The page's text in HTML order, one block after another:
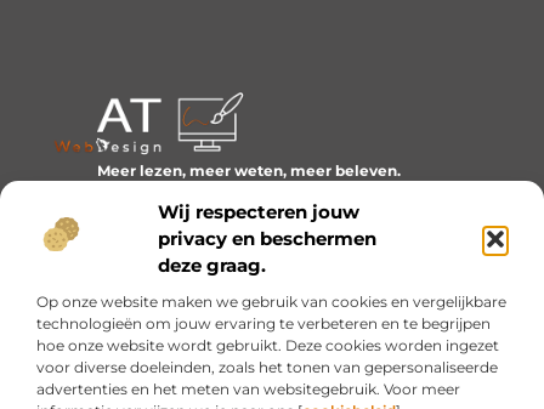
Wij respecteren jouw
privacy en beschermen
deze graag.
Op onze website maken we gebruik van cookies en vergelijkbare
technologieën om jouw ervaring te verbeteren en te begrijpen
hoe onze website wordt gebruikt. Deze cookies worden ingezet
voor diverse doeleinden, zoals het tonen van gepersonaliseerde
advertenties en het meten van websitegebruik. Voor meer
Meer lezen, meer weten, meer beleven.
het dagelijks leven boeiend maakt.
Bericht categorie
Onze informatie